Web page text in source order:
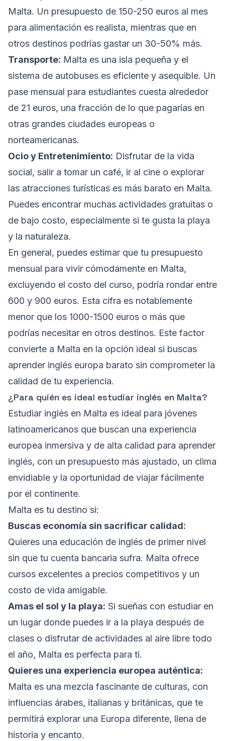
Malta. Un presupuesto de 150-250 euros al mes
para alimentación es realista, mientras que en
otros destinos podrías gastar un 30-50% más.
Transporte: Malta es una isla pequeña y el
sistema de autobuses es eficiente y asequible. Un
pase mensual para estudiantes cuesta alrededor
de 21 euros, una fracción de lo que pagarías en
otras grandes ciudades europeas o
norteamericanas.
Ocio y Entretenimiento: Disfrutar de la vida
social, salir a tomar un café, ir al cine o explorar
las atracciones turísticas es más barato en Malta.
Puedes encontrar muchas actividades gratuitas o
de bajo costo, especialmente si te gusta la playa
y la naturaleza.
En general, puedes estimar que tu presupuesto
mensual para vivir cómodamente en Malta,
excluyendo el costo del curso, podría rondar entre
600 y 900 euros. Esta cifra es notablemente
menor que los 1000-1500 euros o más que
podrías necesitar en otros destinos. Este factor
convierte a Malta en la opción ideal si buscas
aprender inglés europa barato sin comprometer la
calidad de tu experiencia.
¿Para quién es ideal estudiar inglés en Malta?
Estudiar inglés en Malta es ideal para jóvenes
latinoamericanos que buscan una experiencia
europea inmersiva y de alta calidad para aprender
inglés, con un presupuesto más ajustado, un clima
envidiable y la oportunidad de viajar fácilmente
por el continente.
Malta es tu destino si:
Buscas economía sin sacrificar calidad:
Quieres una educación de inglés de primer nivel
sin que tu cuenta bancaria sufra. Malta ofrece
cursos excelentes a precios competitivos y un
costo de vida amigable.
Amas el sol y la playa: Si sueñas con estudiar en
un lugar donde puedes ir a la playa después de
clases o disfrutar de actividades al aire libre todo
el año, Malta es perfecta para ti.
Quieres una experiencia europea auténtica:
Malta es una mezcla fascinante de culturas, con
influencias árabes, italianas y británicas, que te
permitirá explorar una Europa diferente, llena de
historia y encanto.